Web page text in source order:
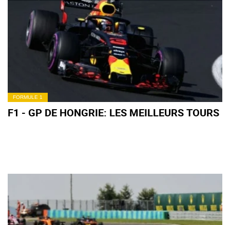
FORMULE 1
F1 - GP DE HONGRIE: LES MEILLEURS TOURS